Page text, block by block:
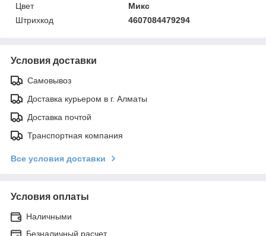
Цвет
Микс
Штрихкод
4607084479294
Условия доставки
Самовывоз
Доставка курьером в г. Алматы
Доставка почтой
Транспортная компания
Все условия доставки
Условия оплаты
Наличными
Безналичный расчет